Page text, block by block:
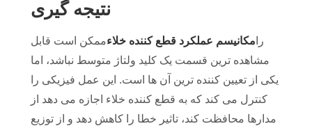
نتیجه گیری
را مکانیسم عملکرد قطع کننده خلاءممکن است قابل
مشاهده ترین قسمت یک کلید ولتاژ متوسط ​​نباشد، اما
یکی از تعیین کننده ترین آن ها است. این عمل فیزیکی را
کنترل می کند که به قطع کننده خلاء اجازه می دهد از
مدارها محافظت کند، تاثیر خطا را کاهش دهد و از توزیع